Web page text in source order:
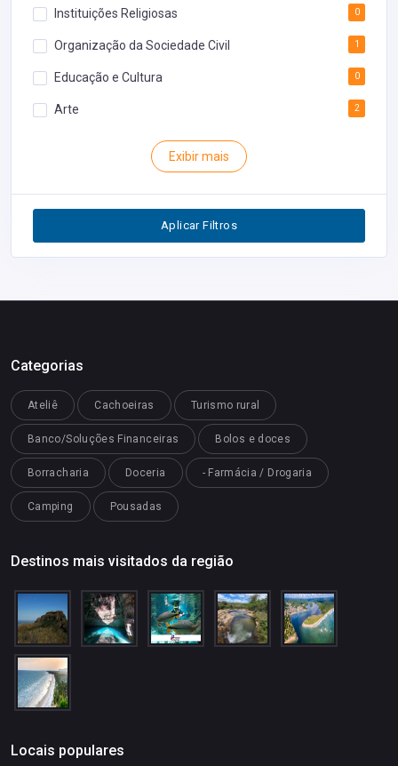
Instituições Religiosas 0
Organização da Sociedade Civil 1
Educação e Cultura 0
Arte 2
Exibir mais
Aplicar Filtros
Categorias
Ateliê Cachoeiras Turismo rural
Banco/Soluções Financeiras Bolos e doces
Borracharia Doceria - Farmácia / Drogaria
Camping Pousadas
Destinos mais visitados da região
Locais populares